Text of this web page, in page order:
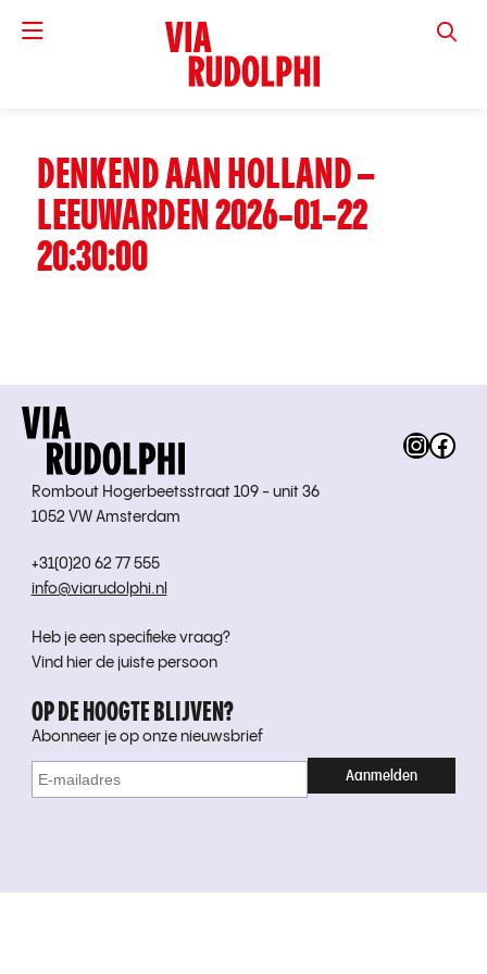
VIA
DENKEND AAN HOLLAND –
LEEUWARDEN 2026-01-22
20:30:00
Rombout Hogerbeetsstraat 109 - unit 36
1052 VW Amsterdam
+31(0)20 62 77 555
info@viarudolphi.nl
Heb je een specifieke vraag?
Vind hier de juiste persoon
OP DE HOOGTE BLIJVEN?
Abonneer je op onze nieuwsbrief